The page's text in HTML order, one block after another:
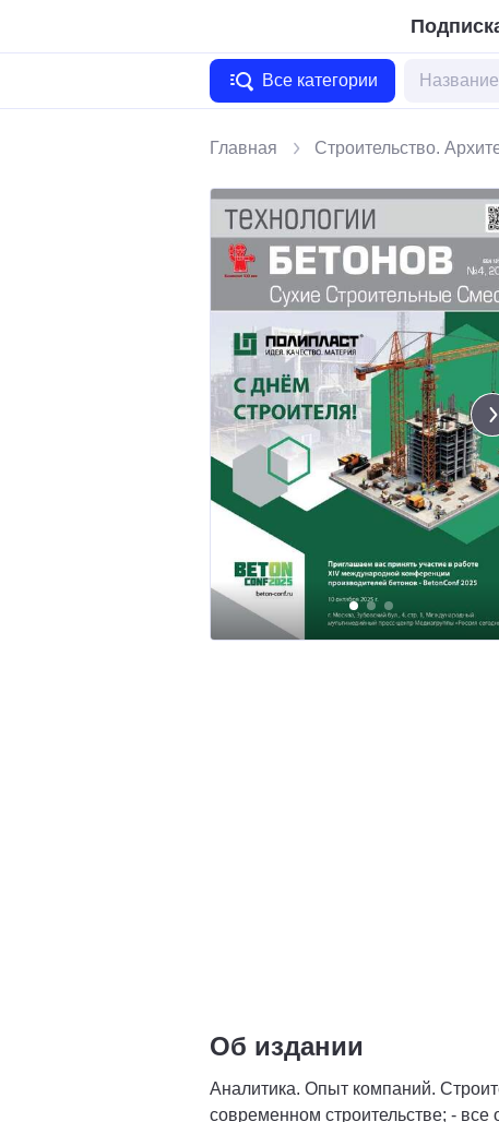
Все категории
Главная Строительство.
Об издании
Аналитика. Опыт компаний.
современном строительстве; - все